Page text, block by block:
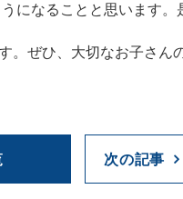
になることと思います。
ぜひ、大切なお子さん
次の記事